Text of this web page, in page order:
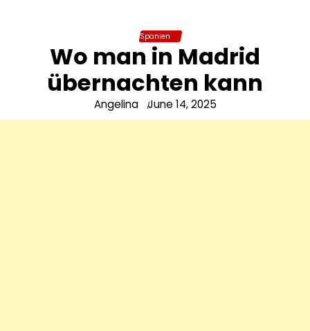
Spanien
Wo man in Madrid
übernachten kann
Angelina June 14, 2025